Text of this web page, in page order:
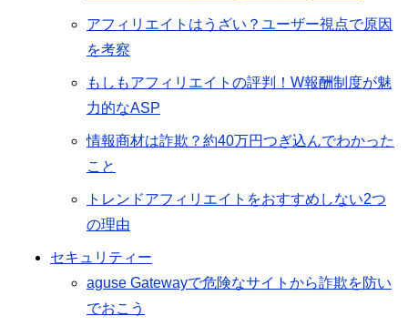
アフィリエイトはうざい？ユーザー視点で原因
を考察
もしもアフィリエイトの評判！W報酬制度が魅
力的なASP
情報商材は詐欺？約40万円つぎ込んでわかった
こと
トレンドアフィリエイトをおすすめしない2つ
の理由
セキュリティー
aguse Gatewayで危険なサイトから詐欺を防い
でおこう